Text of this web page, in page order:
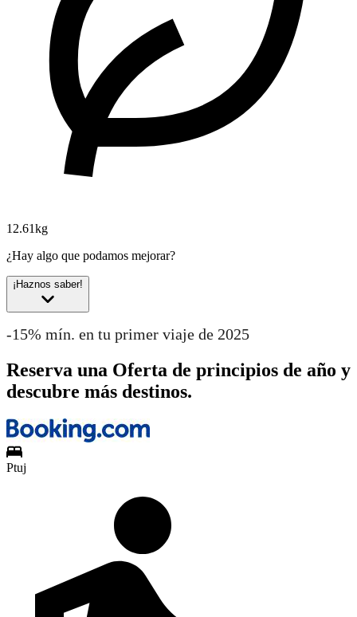
12.61kg
¿Hay algo que podamos mejorar?
¡Haznos saber!
-15% mín. en tu primer viaje de 2025
Reserva una Oferta de principios de año y
descubre más destinos.
Ptuj